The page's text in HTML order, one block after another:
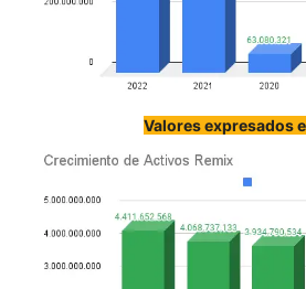
Valores expresados